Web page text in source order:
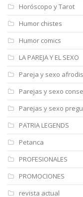
Horóscopo y Tarot
Humor chistes
Humor comics
LA PAREJA Y EL SEXO
Pareja y sexo
Parejas y sexo
Parejas y sexo
PATRIA LEGENDS
Petanca
PROFESIONALES
PROMOCIONES
revista actual